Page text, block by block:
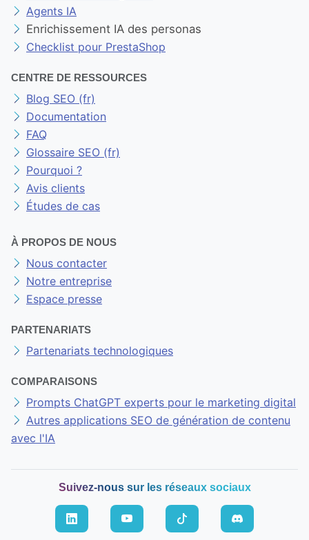
Agents IA
Enrichissement IA des personas
Checklist pour PrestaShop
CENTRE DE RESSOURCES
Blog SEO (fr)
Documentation
FAQ
Glossaire SEO (fr)
Pourquoi ?
Avis clients
Études de cas
À PROPOS DE NOUS
Nous contacter
Notre entreprise
Espace presse
PARTENARIATS
Partenariats technologiques
COMPARAISONS
Prompts ChatGPT experts pour le marketing digital
Autres applications SEO de génération de contenu
avec l'IA
Suivez-nous sur les réseaux sociaux